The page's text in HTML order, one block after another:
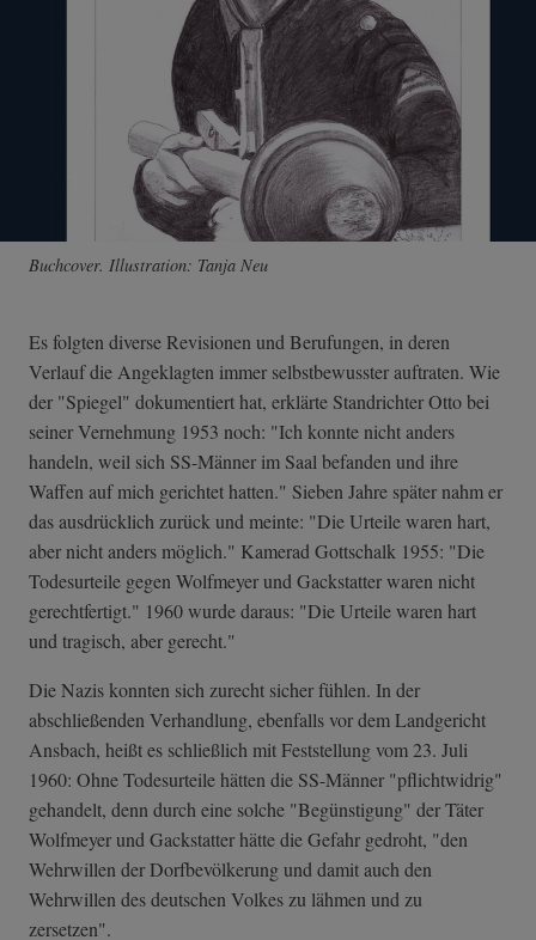
Buchcover. Illustration: Tanja Neu
Es folgten diverse Revisionen und Berufungen, in deren
Verlauf die Angeklagten immer selbstbewusster auftraten. Wie
der "Spiegel" dokumentiert hat, erklärte Standrichter Otto bei
seiner Vernehmung 1953 noch: "Ich konnte nicht anders
handeln, weil sich SS-Männer im Saal befanden und ihre
Waffen auf mich gerichtet hatten." Sieben Jahre später nahm er
das ausdrücklich zurück und meinte: "Die Urteile waren hart,
aber nicht anders möglich." Kamerad Gottschalk 1955: "Die
Todesurteile gegen Wolfmeyer und Gackstatter waren nicht
gerechtfertigt." 1960 wurde daraus: "Die Urteile waren hart
und tragisch, aber gerecht."
Die Nazis konnten sich zurecht sicher fühlen. In der
abschließenden Verhandlung, ebenfalls vor dem Landgericht
Ansbach, heißt es schließlich mit Feststellung vom 23. Juli
1960: Ohne Todesurteile hätten die SS-Männer "pflichtwidrig"
gehandelt, denn durch eine solche "Begünstigung" der Täter
Wolfmeyer und Gackstatter hätte die Gefahr gedroht, "den
Wehrwillen der Dorfbevölkerung und damit auch den
Wehrwillen des deutschen Volkes zu lähmen und zu
zersetzen".